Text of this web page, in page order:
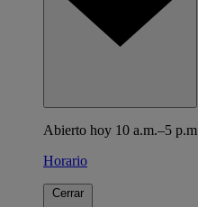
Abierto hoy 10 a.m.–5
Horario
Cerrar